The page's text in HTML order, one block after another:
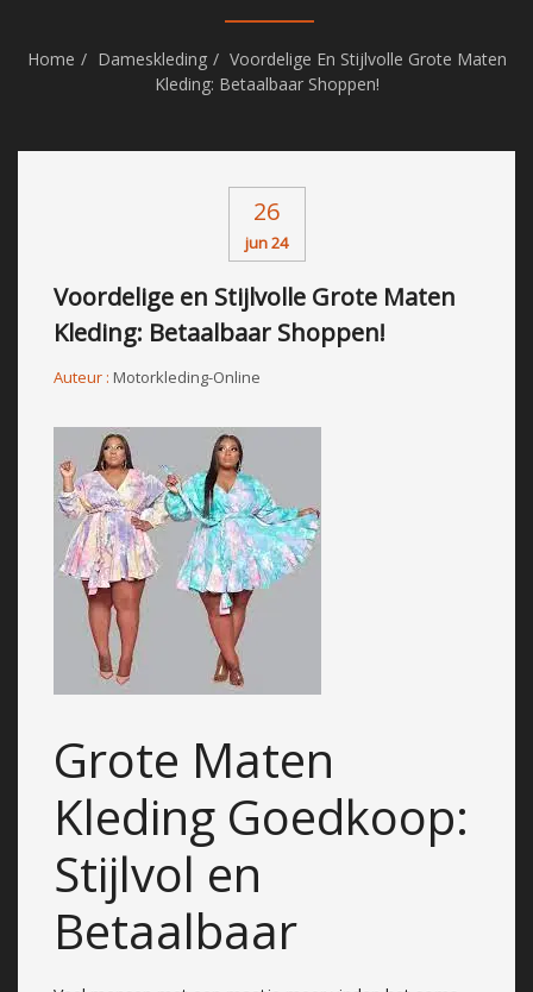
Home Dameskleding
Voordelige En Stijlvolle Grote Maten
Kleding: Betaalbaar Shoppen!
26
jun 24
Voordelige en Stijlvolle Grote Maten
Kleding: Betaalbaar Shoppen!
Auteur : Motorkleding-Online
Grote Maten
Kleding Goedkoop:
Stijlvol en
Betaalbaar